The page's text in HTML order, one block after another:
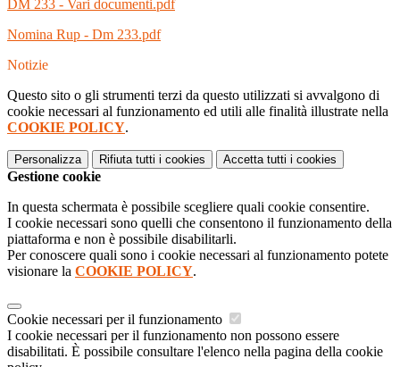
DM 233 - Vari documenti.pdf
Nomina Rup - Dm 233.pdf
Notizie
Questo sito o gli strumenti terzi da questo utilizzati si avvalgono di
cookie necessari al funzionamento ed utili alle finalità illustrate nella
COOKIE POLICY.
Personalizza Rifiuta tutti i cookies Accetta tutti i cookies
Gestione cookie
In questa schermata è possibile scegliere quali cookie consentire.
I cookie necessari sono quelli che consentono il funzionamento della
piattaforma e non è possibile disabilitarli.
Per conoscere quali sono i cookie necessari al funzionamento potete
visionare la COOKIE POLICY.
Cookie necessari per il funzionamento
I cookie necessari per il funzionamento non possono essere
disabilitati. È possibile consultare l'elenco nella pagina della cookie